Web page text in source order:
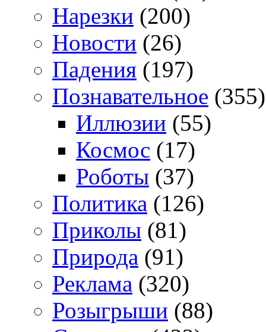
Нарезки (200)
Новости (26)
Падения (197)
Познавательное (355)
Иллюзии (55)
Космос (17)
Роботы (37)
Политика (126)
Приколы (81)
Природа (91)
Реклама (320)
Розыгрыши (88)